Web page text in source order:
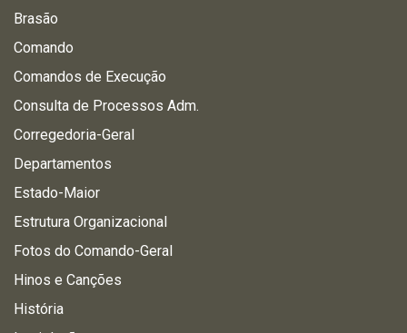
Brasão
Comando
Comandos de Execução
Consulta de Processos Adm.
Corregedoria-Geral
Departamentos
Estado-Maior
Estrutura Organizacional
Fotos do Comando-Geral
Hinos e Canções
História